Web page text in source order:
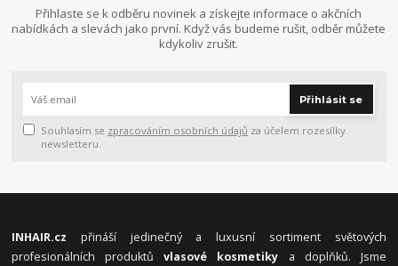
Přihlaste se k odběru novinek a získejte informace o akčních
nabídkách a slevách jako první. Když vás budeme rušit, odběr můžete
kdykoliv zrušit.
Přihlásit se
Souhlasím se zpracováním osobních údajů za účelem rozesílky
newsletteru.
INHAIR.cz přináší jedinečný a luxusní sortiment světových
profesionálních produktůvlasové kosmetiky a doplňků. Jsme